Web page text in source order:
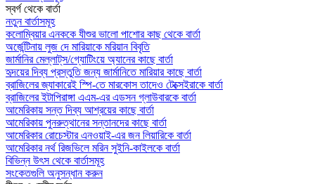
স্বর্গ থেকে বার্তা
নতুন বার্তাসমূহ
কলোম্বিয়ার এনককে যীশুর ভালো পাশোর কাছ থেকে বার্তা
অর্জেন্টিনায় লুজ দে মারিয়াকে মরিয়ান বিবৃতি
জার্মানির মেল্লাট্‌স/গ্যোটিংয়ে অ্যানের কাছে বার্তা
হৃদয়ের দিব্য প্রস্তুতি জন্য জার্মানিতে মারিয়ার কাছে বার্তা
ব্রাজিলের জ্যাকারেই স্পি-তে মারকোস তাদেও টেক্সেইরাকে বার্তা
ব্রাজিলের ইটাপিরাঙ্গা এএম-এর এডসন গ্লাউবারকে বার্তা
আমেরিকায় সন্ত দিব্য আশ্রয়ের কাছে বার্তা
আমেরিকায় পুনরুত্থানের সন্তানদের কাছে বার্তা
আমেরিকার রোচেস্টার এনওয়াই-এর জন লিয়ারিকে বার্তা
আমেরিকার নর্থ রিজভিলে মরিন সুইনি-কাইলকে বার্তা
বিভিন্ন উৎস থেকে বার্তাসমূহ
সংকেতগুলি অনুসন্ধান করুন